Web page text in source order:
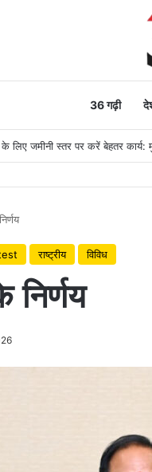
36 गढ़ी
लिए जमीनी स्तर पर करें बेहतर कार्य:
राष्ट्रीय विविध
निर्णय